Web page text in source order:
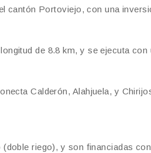
cantón Portoviejo, con una
de 8.8 km, y se ejecuta con
Calderón, Alahjuela, y
riego), y son financiadas